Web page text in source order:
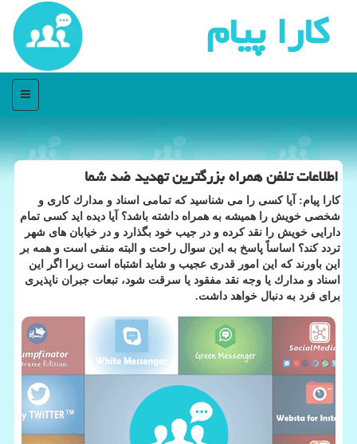
كارا پیام
منو
اطلاعات تلفن همراه بزرگترین تهدید ضد شما
كارا پیام: آیا كسی را می شناسید كه تمامی اسناد و مدارك كاری و
شخصی خویش را همیشه به همراه داشته باشد؟ آیا دیده اید كسی تمام
دارایی خویش را نقد كرده و در جیب خود بگذارد و در خیابان های شهر
تردد كند؟ اساساً پاسخ به این سوال راحت و البته منفی است و همه بر
این باورند كه این امور قدری عجیب و شاید اشتباه است زیرا اگر این
اسناد و مدارك یا وجه نقد مفقود یا سرقت شود، تبعات جبران ناپذیری
برای فرد به دنبال خواهد داشت.